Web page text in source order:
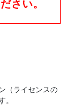
さい。
（ライセンスの